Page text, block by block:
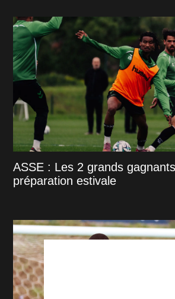
ASSE : Les 2 grands
préparation estivale